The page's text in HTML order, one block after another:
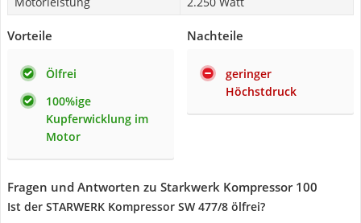
Vorteile
Ölfrei
100%ige
Kupferwicklung im
Motor
Nachteile
geringer
Höchstdruck
Fragen und Antworten zu Starkwerk Kompressor 100
Ist der STARWERK Kompressor SW 477/8 ölfrei?